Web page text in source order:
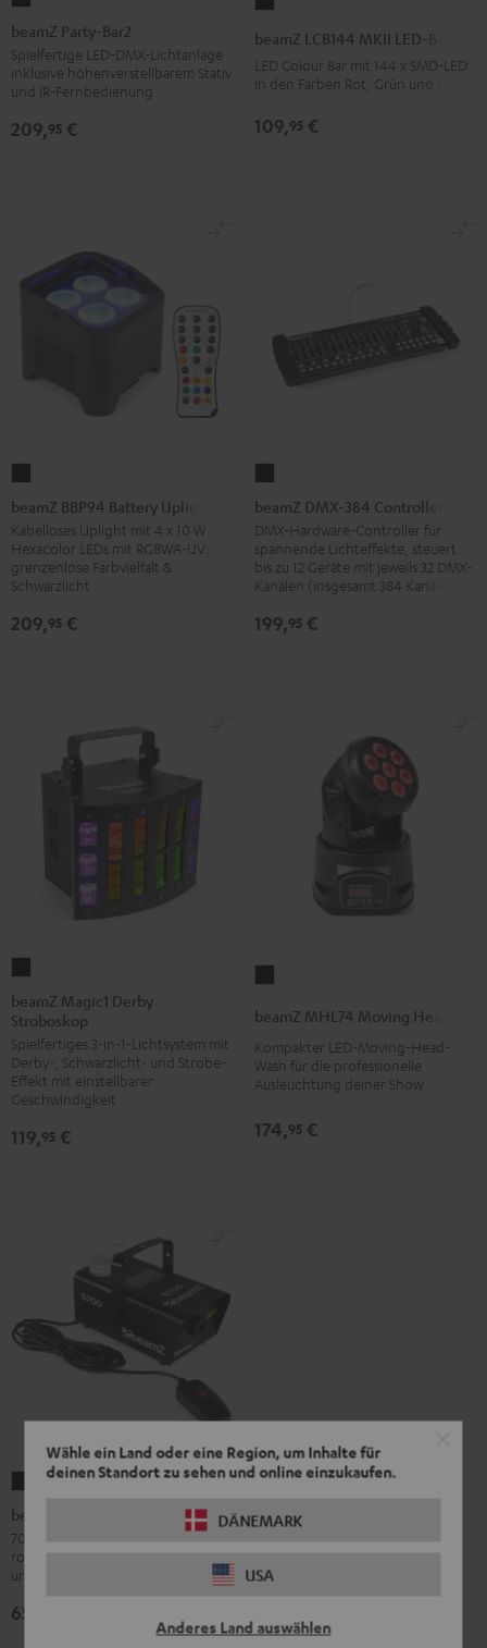
Wähle ein Land oder eine Region, um Inhalte für
deinen Standort zu sehen und online einzukaufen.
DÄNEMARK
USA
Anderes Land auswählen
Party-
Bar2
Schwarz
beamZ Party-Bar2
Spielfertige LED-DMX-Lichtanlage
inklusive höhenverstellbarem Stativ
und IR-Fernbedienung
209,95 €
LED-
Schwarz
beamZ LCB144 MKII LED-Bar
LED Colour Bar mit 144 x SMD-LED
in den Farben Rot, Grün und Blau
109,95 €
BBP94
Battery
Uplight
Schwarz
beamZ BBP94 Battery Uplight
Kabelloses Uplight mit 4 x 10 W
Hexacolor LEDs mit RGBWA-UV:
grenzenlose Farbvielfalt &
Schwarzlicht
209,95 €
DMX-
384
Controller
Schwarz
beamZ DMX-384 Controller
DMX-Hardware-Controller für
spannende Lichteffekte, steuert
bis zu 12 Geräte mit jeweils 32 DMX-
Kanälen (insgesamt 384 Kanäle)
199,95 €
Magic1
Derby
Stroboskop
Schwarz
beamZ Magic1 Derby
Stroboskop
Spielfertiges 3-in-1-Lichtsystem mit
Derby-, Schwarzlicht- und Strobe-
Effekt mit einstellbarer
Geschwindigkeit
119,95 €
Moving
Head
Schwarz
beamZ MHL74 Moving Head
Kompakter LED-Moving-Head-
Wash für die professionelle
Ausleuchtung deiner Show
174,95 €
beamZ
beamZ S700 Nebelmaschine
700-Watt-Nebelmaschine in
robuster Ausführung für Bühne, Bar
und Club
65,